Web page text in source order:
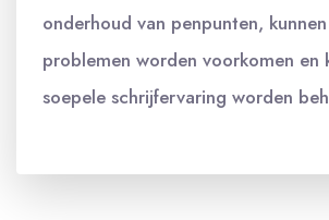
onderhoud van penpunten,
problemen worden voorkomen en
soepele schrijfervaring worden